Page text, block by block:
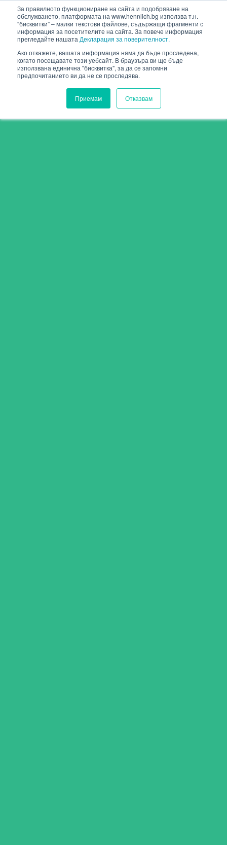
За правилното функциониране на сайта и подобряване на
обслужването, платформата на www.hennlich.bg използва т.н.
“бисквитки” – малки текстови файлове, съдържащи фрагменти с
информация за посетителите на сайта. За повече информация
прегледайте нашата Декларация за поверителност.
Ако откажете, вашата информация няма да бъде проследена,
когато посещавате този уебсайт. В браузъра ви ще бъде
използвана единична "бисквитка", за да се запомни
предпочитанието ви да не се проследява.
Приемам Отказвам
HENNLICH